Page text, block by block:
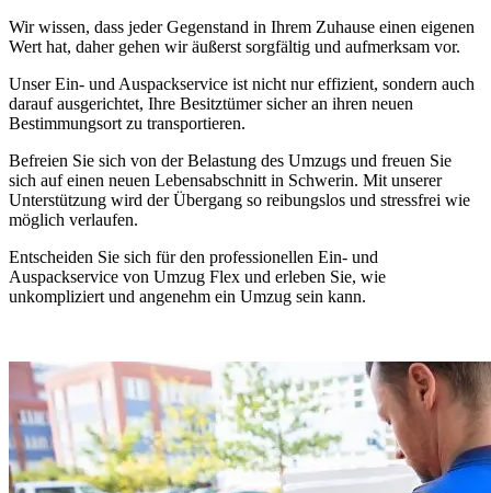
Wir wissen, dass jeder Gegenstand in Ihrem Zuhause einen eigenen
Wert hat, daher gehen wir äußerst sorgfältig und aufmerksam vor.
Unser Ein- und Auspackservice ist nicht nur effizient, sondern auch
darauf ausgerichtet, Ihre Besitztümer sicher an ihren neuen
Bestimmungsort zu transportieren.
Befreien Sie sich von der Belastung des Umzugs und freuen Sie
sich auf einen neuen Lebensabschnitt in Schwerin. Mit unserer
Unterstützung wird der Übergang so reibungslos und stressfrei wie
möglich verlaufen.
Entscheiden Sie sich für den professionellen Ein- und
Auspackservice von Umzug Flex und erleben Sie, wie
unkompliziert und angenehm ein Umzug sein kann.